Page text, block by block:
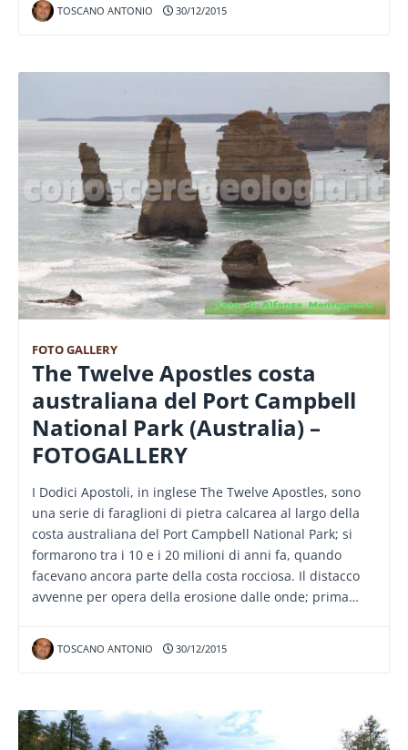
TOSCANO ANTONIO 30/12/2015
FOTO GALLERY
The Twelve Apostles costa
australiana del Port Campbell
National Park (Australia) –
FOTOGALLERY
I Dodici Apostoli, in inglese The Twelve Apostles, sono
una serie di faraglioni di pietra calcarea al largo della
costa australiana del Port Campbell National Park; si
formarono tra i 10 e i 20 milioni di anni fa, quando
facevano ancora parte della costa rocciosa. Il distacco
avvenne per opera della erosione dalle onde; prima…
TOSCANO ANTONIO 30/12/2015